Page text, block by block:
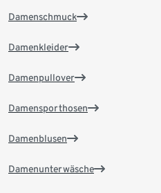
Damenschmuck
Damenkleider
Damenpullover
Damensporthosen
Damenblusen
Damenunterwäsche